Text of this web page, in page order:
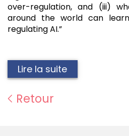
over-regulation, and (iii)
around the world can
regulating AI.”
Lire la suite
Retour